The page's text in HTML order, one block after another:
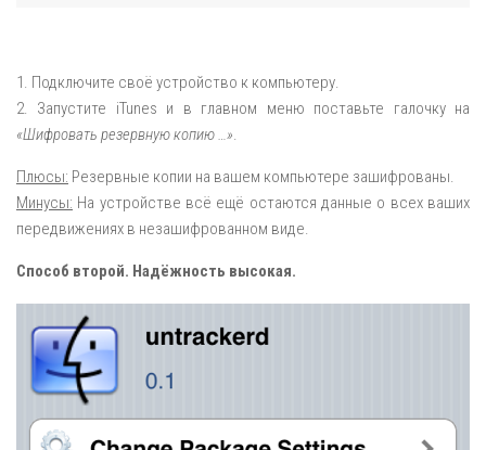
1. Подключите своё устройство к компьютеру.
2. Запустите iTunes и в главном меню поставьте галочку на
«Шифровать резервную копию …».
Плюсы: Резервные копии на вашем компьютере зашифрованы.
Минусы: На устройстве всё ещё остаются данные о всех ваших
передвижениях в незашифрованном виде.
Способ второй. Надёжность высокая.